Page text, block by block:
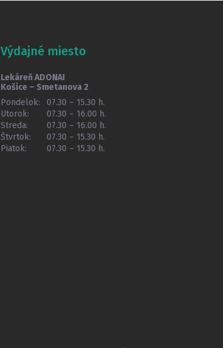
Výdajné miesto
Lekáreň ADONAI
Košice – Smetanova 2
Pondelok:
07.30 – 15.30 h.
Utorok:
07.30 – 16.00 h.
Streda:
07.30 – 16.00 h.
Štvrtok:
07.30 – 15.30 h.
Piatok:
07.30 – 15.30 h.